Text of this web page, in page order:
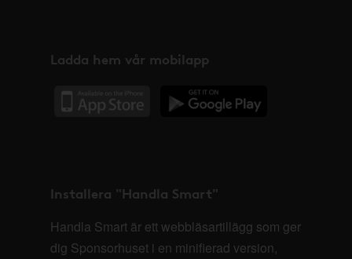
Ladda hem vår mobilapp
Installera "Handla Smart"
Handla Smart är ett webbläsartillägg som ger
dig Sponsorhuset i en minifierad version,